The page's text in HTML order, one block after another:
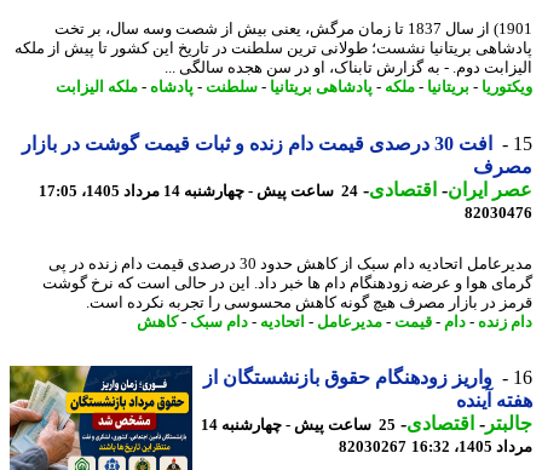
1901) از سال 1837 تا زمان مرگش، یعنی بیش از شصت وسه سال، بر تخت
بریتانیا نشست؛ طولانی ترین سلطنت در تاریخ این کشور تا پیش از ملکه
دوم. - به گزارش تابناک، او در سن هجده سالگی ...
-بریتانیا -ملکه-پادشاهی بریتانیا -سلطنت-پادشاه-ملکه الیزابت
افت 30 درصدی قیمت دام زنده و ثبات قیمت گوشت در بازار
ایران- اقتصادی-24 ساعت پیش - چهارشنبه 14 مرداد 1405، 17:05
مدیرعامل اتحادیه دام سبک از کاهش حدود 30 درصدی قیمت دام زنده در پی
هوا و عرضه زودهنگام دام ها خبر داد. این در حالی است که نرخ گوشت
در بازار مصرف هیچ گونه کاهش محسوسی را تجربه نکرده است.
زنده -دام-قیمت-مدیرعامل-اتحادیه-دام سبک-کاهش
واریز زودهنگام حقوق بازنشستگان از
آینده
-اقتصادی-
25 ساعت پیش - چهارشنبه 14
16:32
82030267